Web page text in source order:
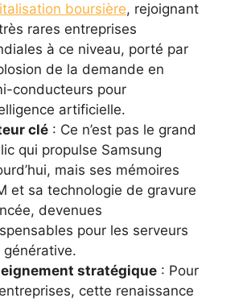
boursière, rejoignant
rares entreprises
à ce niveau, porté par
de la demande en
conducteurs pour
artificielle.
clé : Ce n’est pas le grand
qui propulse Samsung
mais ses mémoires
et sa technologie de gravure
devenues
pour les serveurs
générative.
stratégique : Pour
cette renaissance